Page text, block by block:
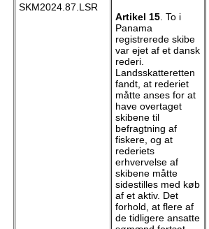
SKM2024.87.LSR
Artikel 15. To i
Panama
registrerede skibe
var ejet af et dansk
rederi.
Landsskatteretten
fandt, at rederiet
måtte anses for at
have overtaget
skibene til
befragtning af
fiskere, og at
rederiets
erhvervelse af
skibene måtte
sidestilles med køb
af et aktiv. Det
forhold, at flere af
de tidligere ansatte